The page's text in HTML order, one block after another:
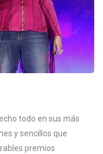
todo en sus más
y sencillos que
premios